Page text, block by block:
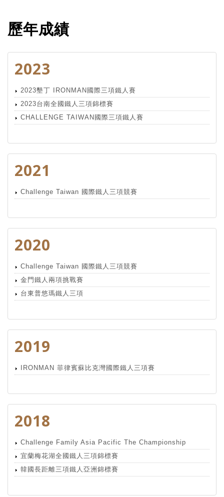
歷年成績
2023
2023墾丁 IRONMAN國際三項鐵人賽
2023台南全國鐵人三項錦標賽
CHALLENGE TAIWAN國際三項鐵人賽
2021
Challenge Taiwan 國際鐵人三項競賽
2020
Challenge Taiwan 國際鐵人三項競賽
金門鐵人兩項挑戰賽
台東普悠瑪鐵人三項
2019
IRONMAN 菲律賓蘇比克灣國際鐵人三項賽
2018
Challenge Family Asia Pacific The Championship
宜蘭梅花湖全國鐵人三項錦標賽
韓國長距離三項鐵人亞洲錦標賽